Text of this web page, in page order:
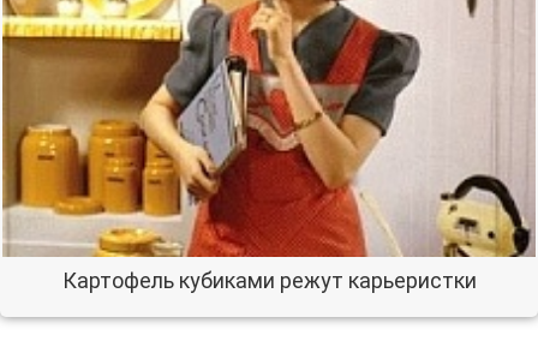
Картофель кубиками режут карьеристки